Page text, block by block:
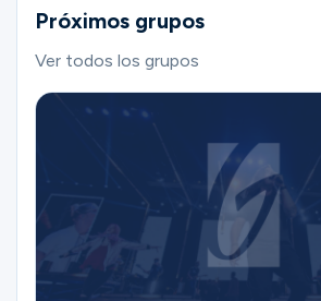
Próximos grupos
Ver todos los grupos